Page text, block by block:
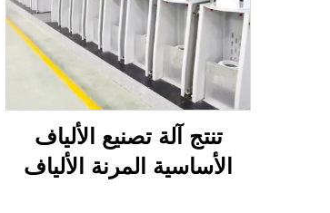
تنتج آلة تصنيع الألياف
الأساسية المرنة الألياف